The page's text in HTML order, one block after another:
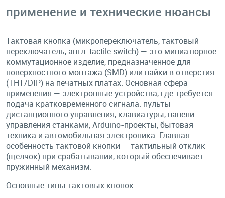
применение и технические нюансы
Тактовая кнопка (микропереключатель, тактовый
переключатель, англ. tactile switch) — это миниатюрное
коммутационное изделие, предназначенное для
поверхностного монтажа (SMD) или пайки в отверстия
(THT/DIP) на печатных платах. Основная сфера
применения — электронные устройства, где требуется
подача кратковременного сигнала: пульты
дистанционного управления, клавиатуры, панели
управления станками, Arduino-проекты, бытовая
техника и автомобильная электроника. Главная
особенность тактовой кнопки — тактильный отклик
(щелчок) при срабатывании, который обеспечивает
пружинный механизм.
Основные типы тактовых кнопок